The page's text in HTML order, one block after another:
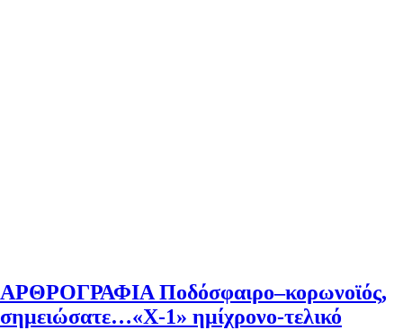
ΑΡΘΡΟΓΡΑΦΙΑ Ποδόσφαιρο–κορωνοϊός,
σημειώσατε… «Χ-1» ημίχρονο-τελικό